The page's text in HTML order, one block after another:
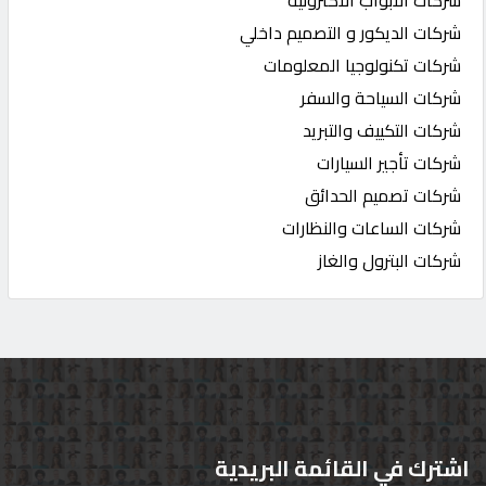
شركات الديكور و التصميم داخلي
شركات تكنولوجيا المعلومات
شركات السياحة والسفر
شركات التكييف والتبريد
شركات تأجير السيارات
شركات تصميم الحدائق
شركات الساعات والنظارات
شركات البترول والغاز
اشترك في القائمة البريدية